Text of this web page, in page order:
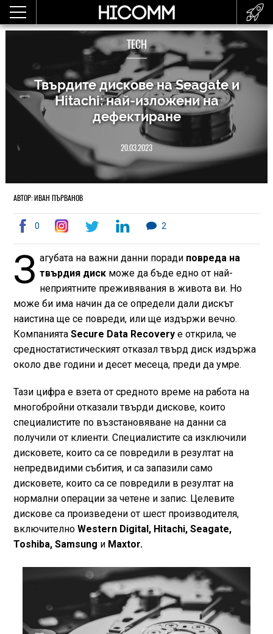
TECH
Твърдите дискове на Seagate и
Hitachi: най-изложени на
дефектиране
20.03.2023
АВТОР: ИВАН ПЪРВАНОВ
0 2
З агубата на важни данни поради повреда на
твърдия диск може да бъде едно от най-
неприятните преживявания в живота ви. Но
може би има начин да се определи дали дискът
наистина ще се повреди, или ще издържи вечно.
КомпаниятаSecure Data Recoveryе открила, че
средностатистическият отказал твърд диск издържа
около две години и десет месеца, преди да умре.
Тази цифра е взета от средното време на работа на
многобройни отказали твърди дискове, които
специалистите по възстановяване на данни са
получили от клиенти. Специалистите са изключили
дисковете, които са се повредили в резултат на
непредвидими събития, и са запазили само
дисковете, които са се повредили в резултат на
нормални операции за четене и запис. Целевите
дискове са произведени от шест производителя,
включително Western Digital, Hitachi, Seagate,
Toshiba, Samsung и Maxtor.